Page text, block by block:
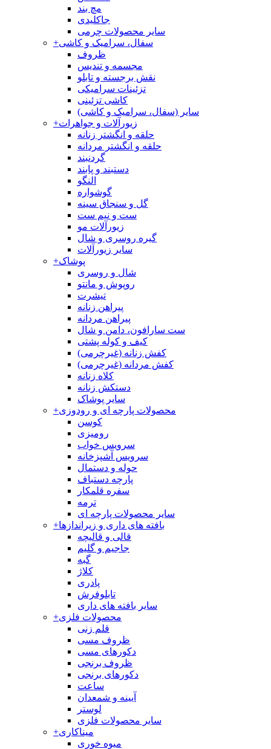
مچ بند
جاکلیدی
سایر محصولات چرمی
+سفال، سرامیک و کاشی
ظروف
مجسمه و تندیس
نقش برجسته و تابلو
تزئینات سرامیکی
کاشی تزئینی
سایر (سفال، سرامیک و کاشی)
+زیورآلات و جواهرات
حلقه و انگشتر زنانه
حلقه و انگشتر مردانه
گردنبند
دستبند و پابند
النگو
گوشواره
گل و سنجاق سینه
ست و نیم ست
زیورآلات مو
گیره روسری و شال
سایر زیورآلات
+پوشاک
شال و روسری
روپوش و مانتو
تیشرت
پیراهن زنانه
پیراهن مردانه
ست سارافون، دامن و شال
کیف و کوله پشتی
کفش زنانه (غیرچرمی)
کفش مردانه (غیرچرمی)
کلاه زنانه
دستکش زنانه
سایر پوشاک
+محصولات پارچه ای و رودوزی
کوسن
رومیزی
سرویس خواب
سرویس آشپزخانه
حوله و دستمال
پارچه دستباف
سفره قلمکار
ترمه
سایر محصولات پارچه ای
+بافته های داری و زیراندازها
قالی و قالیچه
جاجیم و گلیم
گبه
کلاژ
پادری
تابلوفرش
سایر بافته های داری
+محصولات فلزی
قلم زنی
ظروف مسی
دکورهای مسی
ظروف برنجی
دکورهای برنجی
ساعت
آیینه و شمعدان
لوستر
سایر محصولات فلزی
+میناکاری
میوه خوری